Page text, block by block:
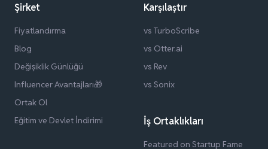
Şirket
Fiyatlandırma
Blog
Değişiklik Günlüğü
Influencer Avantajları🎁
Ortak Ol
Eğitim ve Devlet İndirimi
Karşılaştır
vs TurboScribe
vs Otter.ai
vs Rev
vs Sonix
İş Ortaklıkları
Featured on Startup Fame